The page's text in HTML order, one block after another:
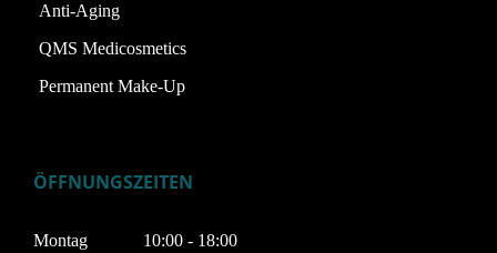
Anti-Aging
QMS Medicosmetics
Permanent Make-Up
ÖFFNUNGSZEITEN
Montag 10:00 - 18:00